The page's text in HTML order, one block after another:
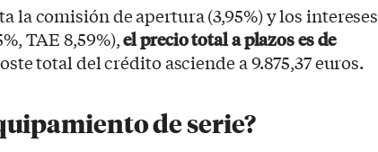
la comisión de apertura (3,95%) y los intereses
TAE 8,59%),el precio total a plazos es de
total del crédito asciende a 9.875,37 euros.
de serie?